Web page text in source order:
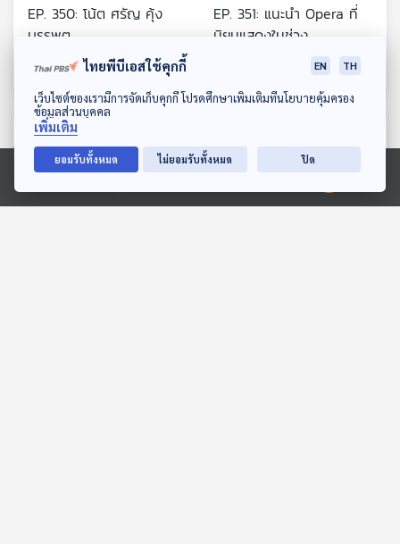
ดาวน์โหลด Thai PBS Podcast Application
Ⓒ 2020 องค์การกระจายเสียงและแพร่ภาพสาธารณะแห่งประเทศไทย
EP. 350: โน้ต ศรัญ คุ้ง
บรรพต
Gen Z & Classical Music
EP. 351: แนะนำ Opera ที่
นิยมแสดงในช่วง
Gen Z & Classical Music
ตอนที่เกี่ยวข้อง
ไทยพีบีเอสใช้คุกกี้ EN TH
เว็บไซต์ของเรามีการจัดเก็บคุกกี้ โปรดศึกษาเพิ่มเติมที่นโยบายคุ้มครอง
ข้อมูลส่วนบุคคล
เพิ่มเติม
ยอมรับทั้งหมด ไม่ยอมรับทั้งหมด ปิด